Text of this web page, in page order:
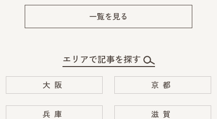
一覧を見る
エリアで記事を探す
大阪 京都
兵庫 滋賀